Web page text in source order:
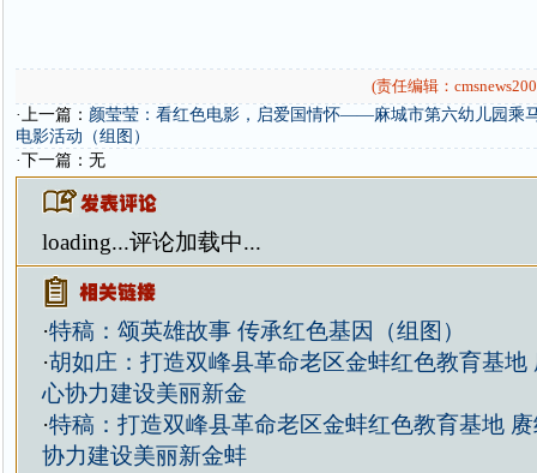
(责任编辑：
·上一篇： 颜莹莹：看红色电影，启爱国情怀——麻城市第六幼儿园乘
电影活动（组图）
·下一篇：无
loading...评论加载中...
·特稿：颂英雄故事 传承红色基因（组图）
·胡如庄：打造双峰县革命老区金蚌红色教育基地
心协力建设美丽新金
·特稿：打造双峰县革命老区金蚌红色教育基地
协力建设美丽新金蚌